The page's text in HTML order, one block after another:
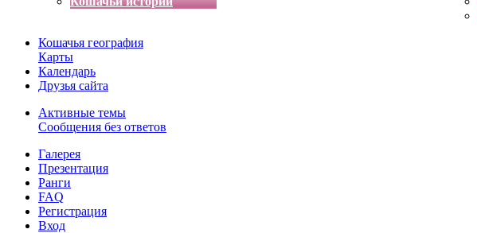
Кошачья география
Карты
Календарь
Друзья сайта
Активные темы
Сообщения без ответов
Галерея
Презентация
Ранги
FAQ
Регистрация
Вход